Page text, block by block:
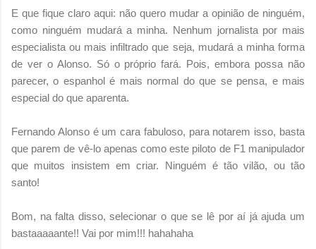
E que fique claro aqui: não quero mudar a opinião de ninguém,
como ninguém mudará a minha. Nenhum jornalista por mais
especialista ou mais infiltrado que seja, mudará a minha forma
de ver o Alonso. Só o próprio fará. Pois, embora possa não
parecer, o espanhol é mais normal do que se pensa, e mais
especial do que aparenta.
Fernando Alonso é um cara fabuloso, para notarem isso, basta
que parem de vê-lo apenas como este piloto de F1 manipulador
que muitos insistem em criar. Ninguém é tão vilão, ou tão
santo!
Bom, na falta disso, selecionar o que se lê por aí já ajuda um
bastaaaaante!! Vai por mim!!! hahahaha